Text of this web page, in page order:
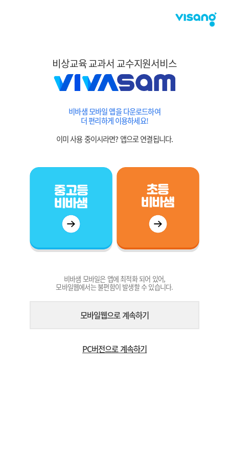
비상교육 교과서 교수지원서비스
비바샘 모바일 앱을 다운로드하여
더 편리하게 이용하세요!
이미 사용 중이시라면? 앱으로 연결됩니다.
비바샘 모바일은 앱에 최적화 되어 있어,
모바일웹에서는 불편함이 발생할 수 있습니다.
모바일웹으로 계속하기
PC버전으로 계속하기